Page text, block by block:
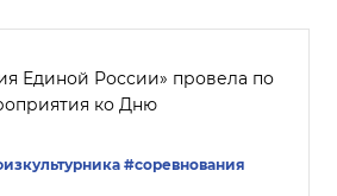
Единой России» провела по
ко Дню
#соревнования